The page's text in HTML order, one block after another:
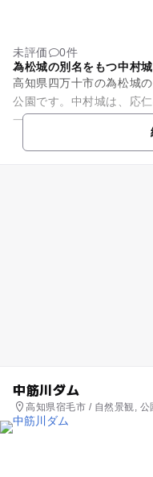
未評価
0件
為松城の別名をもつ中村
高知県四万十市の為松城
公園です。中村城は、応
一條教房が、この地の豪
松氏によって築城された
中筋川ダム
高知県宿毛市 / 自然景観,